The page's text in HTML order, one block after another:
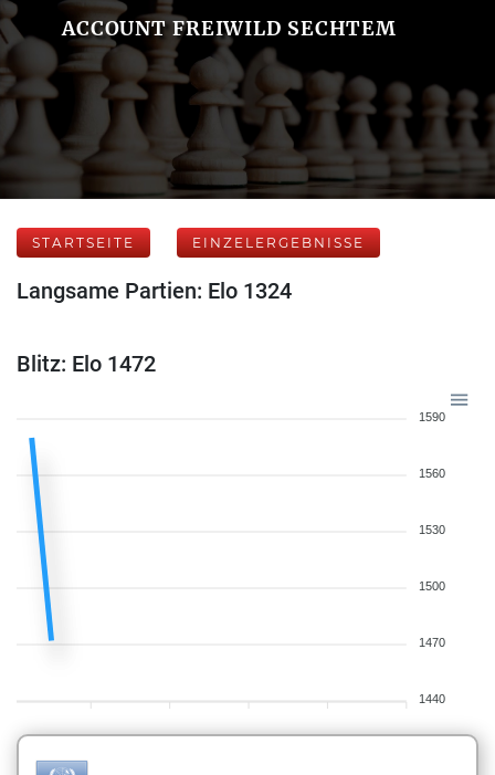
ACCOUNT FREIWILD SECHTEM
STARTSEITE EINZELERGEBNISSE
Langsame Partien: Elo 1324
Blitz: Elo 1472
1590
1560
1530
1500
1470
1440